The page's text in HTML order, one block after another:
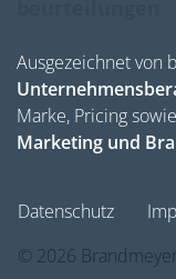
Ausgezeichnet von
Marke, Pricing
Marketing und
Datenschutz
© 2026